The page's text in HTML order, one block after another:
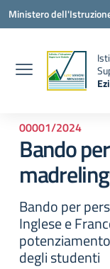
Vai ai contenuti
Vai al menu di
Vai al footer
Ministero
00001/2024
Bando
Bando per
Inglese e
degli studenti